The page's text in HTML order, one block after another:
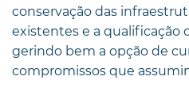
conservação das
existentes e a qualificação
gerindo bem a opção de
compromissos que